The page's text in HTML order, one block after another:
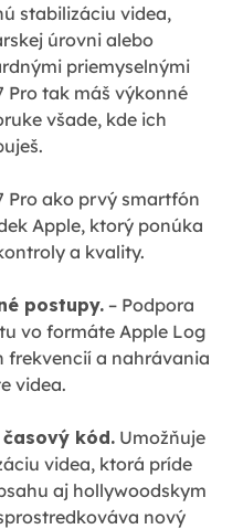
stabilizáciu videa,
úrovni alebo
priemyselnými
Pro tak máš výkonné
všade, kde ich
Pro ako prvý smartfón
Apple, ktorý ponúka
a kvality.
postupy.– Podpora
vo formáte Apple Log
frekvencií a nahrávania
videa.
kód. Umožňuje
videa, ktorá príde
aj hollywoodskym
nový